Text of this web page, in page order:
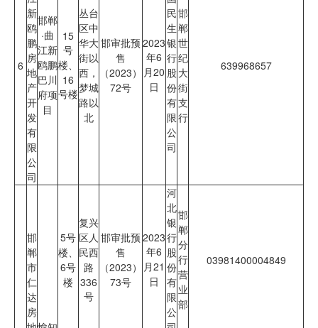
6
新
鸥
鹏
房
地
产
开
发
有
限
公
司
邯郸
·曲
江新
鸥鹏
巴川
府项
目
15
号
楼、
16
号楼
丛台
区中
华大
街以
西，
梦城
路以
北
邯审批预
售
（2023）
72号
2023
年6
月20
日
民
生
银
行
股
份
有
限
公
司
邯
郸
世
纪
大
街
支
行
639968657
邯
郸
市
仁
达
房
5号
楼、
6号
楼
复兴
区人
民西
路
336
号
邯审批预
售
（2023）
73号
2023
年6
月21
日
河
北
银
行
股
份
有
限
公
邯
郸
分
行
营
业
部
03981400004849